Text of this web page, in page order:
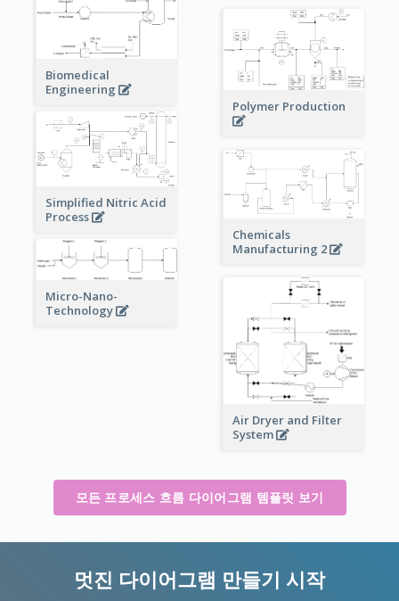
Biomedical
Engineering
Polymer Production
Simplified Nitric Acid
Process
Chemicals
Manufacturing 2
Micro-Nano-
Technology
Air Dryer and Filter
System
모든 프로세스 흐름 다이어그램 템플릿 보기
멋진 다이어그램 만들기 시작